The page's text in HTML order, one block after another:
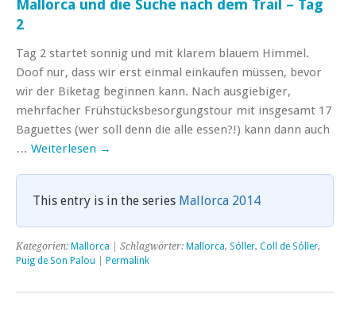
Mallorca und die Suche nach dem Trail – Tag
2
Tag 2 startet sonnig und mit klarem blauem Himmel.
Doof nur, dass wir erst einmal einkaufen müssen, bevor
wir der Biketag beginnen kann. Nach ausgiebiger,
mehrfacher Frühstücksbesorgungstour mit insgesamt 17
Baguettes (wer soll denn die alle essen?!) kann dann auch
… Weiterlesen →
This entry is in the series Mallorca 2014
Kategorien: Mallorca | Schlagwörter: Mallorca, Sóller, Coll de Sóller,
Puig de Son Palou
Permalink